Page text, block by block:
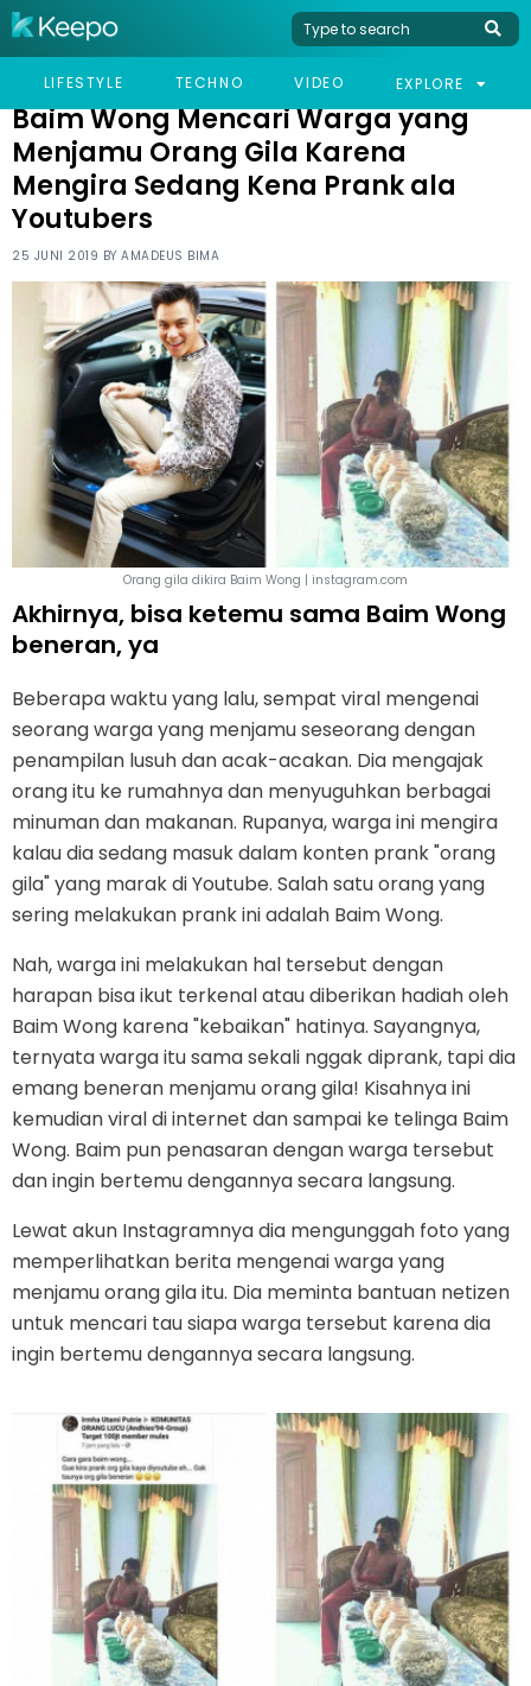
LIFESTYLE TECHNO VIDEO EXPLORE
HOME VIRAL
BAIM WONG MENCARI WARGA YANG MENJAMU ORANG GILA
Baim Wong Mencari Warga yang
Menjamu Orang Gila Karena
Mengira Sedang Kena Prank ala
Youtubers
25 JUNI 2019 BY AMADEUS BIMA
Orang gila dikira Baim Wong | instagram.com
Akhirnya, bisa ketemu sama Baim Wong
beneran, ya
Beberapa waktu yang lalu, sempat viral mengenai
seorang warga yang menjamu seseorang dengan
penampilan lusuh dan acak-acakan. Dia mengajak
orang itu ke rumahnya dan menyuguhkan berbagai
minuman dan makanan. Rupanya, warga ini mengira
kalau dia sedang masuk dalam konten prank "orang
gila" yang marak di Youtube. Salah satu orang yang
sering melakukan prank ini adalah Baim Wong.
Nah, warga ini melakukan hal tersebut dengan
harapan bisa ikut terkenal atau diberikan hadiah oleh
Baim Wong karena "kebaikan" hatinya. Sayangnya,
ternyata warga itu sama sekali nggak diprank, tapi dia
emang beneran menjamu orang gila! Kisahnya ini
kemudian viral di internet dan sampai ke telinga Baim
Wong. Baim pun penasaran dengan warga tersebut
dan ingin bertemu dengannya secara langsung.
Lewat akun Instagramnya dia mengunggah foto yang
memperlihatkan berita mengenai warga yang
menjamu orang gila itu. Dia meminta bantuan netizen
untuk mencari tau siapa warga tersebut karena dia
ingin bertemu dengannya secara langsung.